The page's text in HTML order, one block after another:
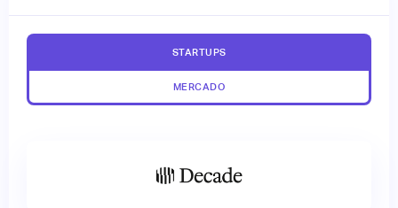
STARTUPS
MERCADO